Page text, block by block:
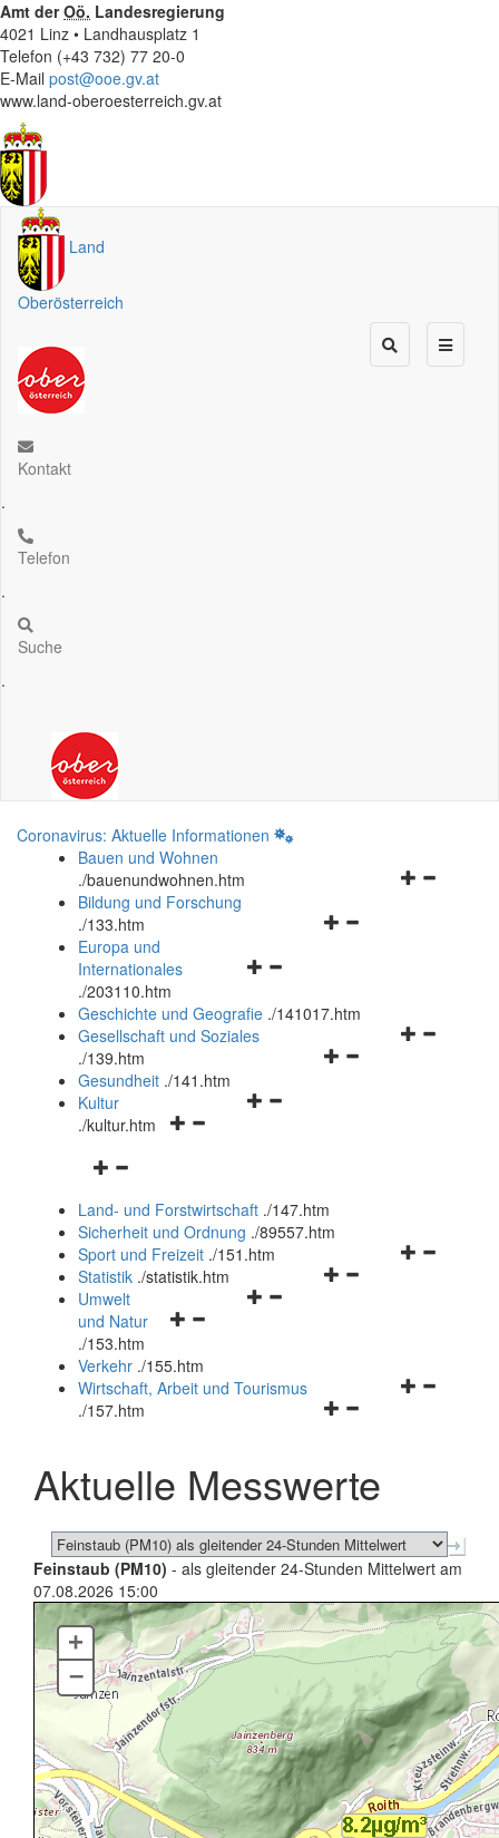
Amt derOö. Landesregierung
4021 Linz • Landhausplatz 1
Telefon (+43 732) 77 20-0
E-Mail post@ooe.gv.at
www.land-oberoesterreich.gv.at
Land
Oberösterreich
Kontakt
.
Telefon
.
Suche
.
Coronavirus: Aktuelle Informationen
Bauen und Wohnen
./bauenundwohnen.htm
Navigationsmenü
Bildung und Forschung
./133.htm
Navigationsmenü
und
schließen
Europa und
Internationales
./203110.htm
Geschichte und Geografie ./141017.htm
Navigationsmenü
Gesellschaft und Soziales
./139.htm
Navigationsmenü
Gesundheit ./141.htm
Navigationsmenü
Kultur
./kultur.htm
Navigationsmenü
und
schließen
Land- und Forstwirtschaft ./147.htm
Sicherheit und Ordnung ./89557.htm
Navigationsmenü
Sport und Freizeit ./151.htm
Navigationsmenü
Statistik ./statistik.htm
Navigationsmenü
und
schließen
Umwelt
und Natur
./153.htm
Verkehr ./155.htm
Navigationsmenü
schließen
Wirtschaft, Arbeit und Tourismus
./157.htm
Aktuelle Messwerte
Feinstaub (PM10) - als gleitender 24-Stunden Mittelwert am
07.08.2026 15:00
+
–